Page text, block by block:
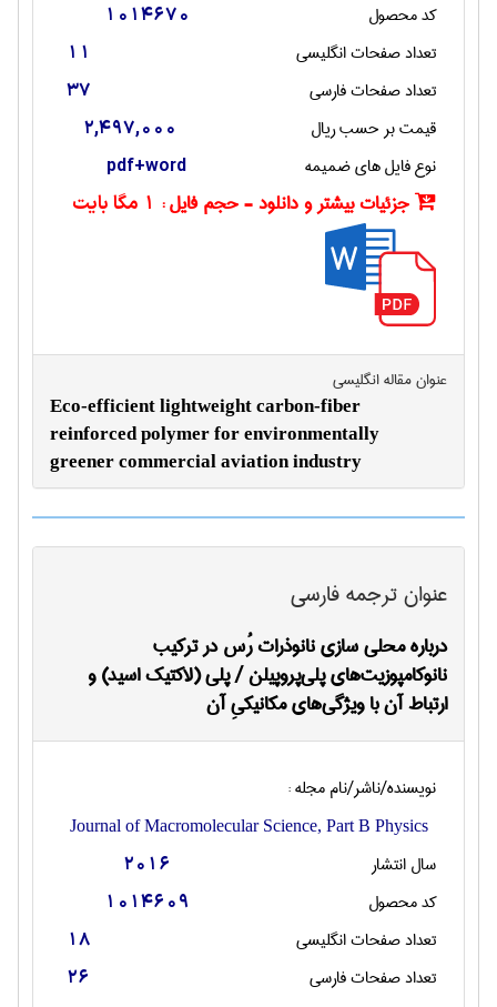
کد محصول 1014670
تعداد صفحات انگليسی 11
تعداد صفحات فارسی 37
قیمت بر حسب ریال 2,497,000
نوع فایل های ضمیمه pdf+word
جزئیات بیشتر و دانلود - حجم فایل : 1 مگا بایت
عنوان مقاله انگليسی
Eco-efficient lightweight carbon-fiber
reinforced polymer for environmentally
greener commercial aviation industry
عنوان ترجمه فارسی
درباره محلی سازی نانوذرات رُس در ترکیب
نانوکامپوزیت‌های پلی‌پروپیلن / پلی (لاکتیک اسید) و
ارتباط آن با ویژگی‌های مکانیکیِ آن
نویسنده/ناشر/نام مجله :
Journal of Macromolecular Science, Part B Physics
سال انتشار 2016
کد محصول 1014609
تعداد صفحات انگليسی 18
تعداد صفحات فارسی 26